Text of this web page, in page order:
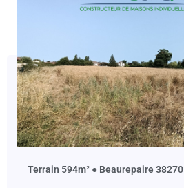
terrain 594m² ● Beaurepaire 38270